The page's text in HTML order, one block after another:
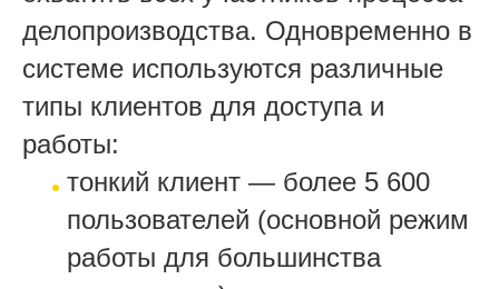
делопроизводства. Одновременно в
системе используются различные
типы клиентов для доступа и
работы:
тонкий клиент — более 5 600
пользователей (основной режим
работы для большинства